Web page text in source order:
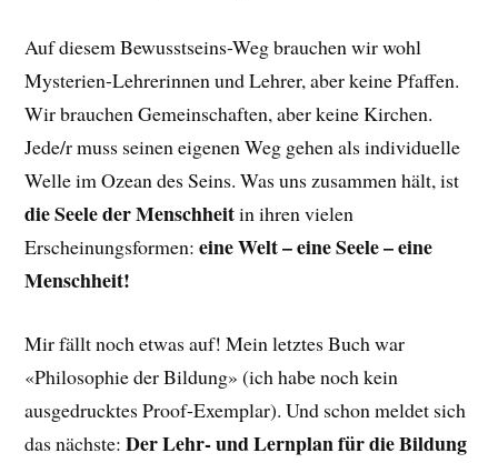
Auf diesem Bewusstseins-Weg brauchen wir wohl
Mysterien-Lehrerinnen und Lehrer, aber keine Pfaffen.
Wir brauchen Gemeinschaften, aber keine Kirchen.
Jede/r muss seinen eigenen Weg gehen als individuelle
Welle im Ozean des Seins. Was uns zusammen hält, ist
die Seele der Menschheitin ihren vielen
Erscheinungsformen:eine Welt – eine Seele – eine
Menschheit!
Mir fällt noch etwas auf! Mein letztes Buch war
«Philosophie der Bildung» (ich habe noch kein
ausgedrucktes Proof-Exemplar). Und schon meldet sich
das nächste:Der Lehr- und Lernplan für die Bildung